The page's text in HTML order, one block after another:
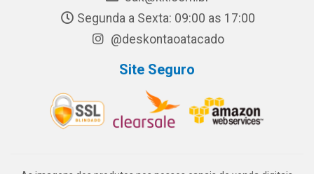
Segunda a Sexta: 09:00 as 17:00
@deskontaoatacado
Site Seguro